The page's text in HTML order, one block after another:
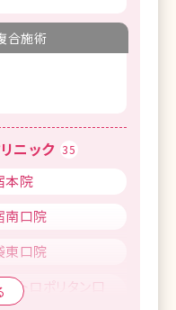
合施術
ニック 35
本院
南口院
東口院
トロポリタン口